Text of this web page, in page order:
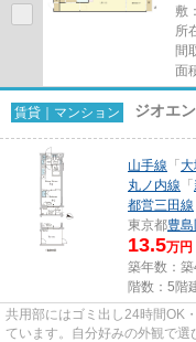
敷
所
間
面
賃貸｜マンション ジオエ
山手線 「
丸ノ内線 「
都営三田線
東京都豊島
13.5万円
築年数：築
階数：5階
共用部にはゴミ出し24時間OK
ています。自分好みの外観で